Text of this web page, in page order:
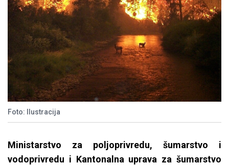
Foto: Ilustracija
Ministarstvo za poljoprivredu, šumarstvo i
vodoprivredu i Kantonalna uprava za šumarstvo